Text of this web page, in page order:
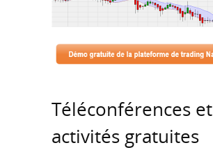
Téléconférences et
activités gratuites